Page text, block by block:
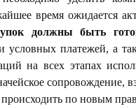
время ожидается
должны быть
условных платежей, а
на всех этапах
сопровождение,
по новым